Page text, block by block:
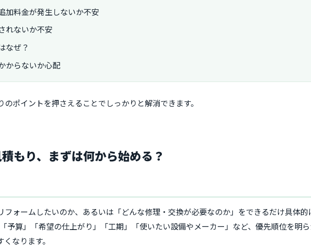
加料金が発生しないか不安
れないか不安
なぜ？
からないか心配
ポイントを押さえることでしっかりと解消できます。
もり、まずは何から始める？
ォームしたいのか、あるいは「どんな修理・交換が必要なのか」をできるだけ具体的
予算」「希望の仕上がり」「工期」「使いたい設備やメーカー」など、優先順位を明
なります。